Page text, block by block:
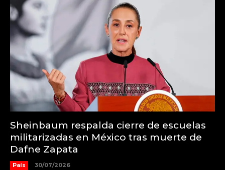
Sheinbaum respalda cierre de escuelas
militarizadas en México tras muerte de
Dafne Zapata
País 30/07/2026